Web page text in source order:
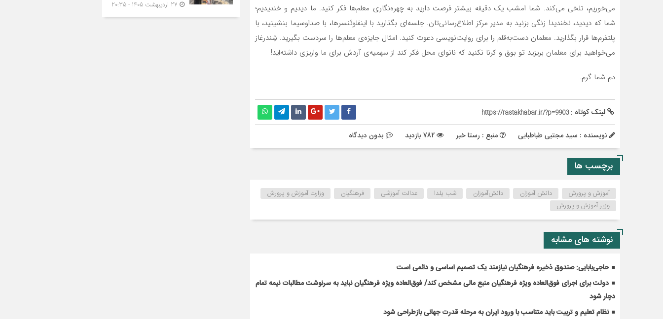
می‌خوریم، تلخی می‌کند. شما امشب یک دقیقه بیشتر فرصت دارید به چهره‌نگاری معلم‌ها فکر کنید. ما دیدیم و خندیدیم؛
شما که دیدید، نخندید! زنگی بزنید به مدیر مرکز اطلاع‌رسانی‌تان. جلسه‌ای بگذارید با اینفلوئنسرها، با صداوسیما بنشینید، با
پلتفرم‌ها قرار بگذارید. معلمان دست‌به‌قلم را برای روایت‌نویسی دعوت کنید. امثال جایزه‌ی معلم‌ها را سردست بگیرید. شِندرغاز
می‌خواهید برای معلمان بریزید تو بوق و کرنا نکنید که نانوا‌ی محل فکر کند از سهمیه‌ی آردش برای ما واریزی داشته‌اید!
دم شما گرم.
لینک کوتاه :https://rastakhabar.ir/?p=9903
نویسنده : سید مجتبی طباطبایی منبع : رستا خبر بدون دیدگاه
برچسب ها
آموزش و پرورش دانش آموزان دانش‌آموزان شب یلدا عدالت آموزشی فرهنگیان
وزارت آموزش و پرورش
وزیر آموزش و پرورش
نوشته های مشابه
حاجی‌بابایی: صندوق ذخیره فرهنگیان نیازمند یک تصمیم اساسی و دائمی است
دولت برای اجرای فوق‌العاده ویژه فرهنگیان منبع مالی مشخص کند/ فوق‌العاده ویژه فرهنگیان نباید به سرنوشت مطالبات نیمه‌ تمام
دچار شود
نظام تعلیم و تربیت باید متناسب با ورود ایران به مرحله قدرت جهانی بازطراحی شود